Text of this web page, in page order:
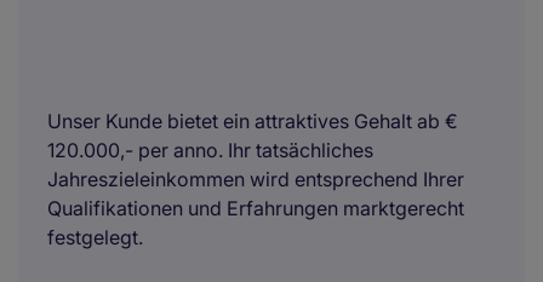
Unser Kunde bietet ein attraktives Gehalt ab €
120.000,- per anno. Ihr tatsächliches
Jahreszieleinkommen wird entsprechend Ihrer
Qualifikationen und Erfahrungen marktgerecht
festgelegt.